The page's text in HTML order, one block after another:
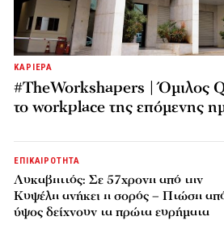
ΚΑΡΙΕΡΑ
#TheWorkshapers | Όμιλος
το workplace της επόμενης
ΕΠΙΚΑΙΡΟΤΗΤΑ
Λυκαβηττός: Σε 57χρονη από την
Κυψέλη ανήκει η σορός – Πτώση
ύψος δείχνουν τα πρώτα ευρήματα